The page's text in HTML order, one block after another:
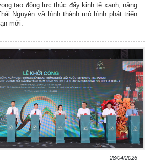
tạo động lực thúc đẩy kinh tế xanh, nâng
Nguyên và hình thành mô hình phát triển
mới.
28/04/2026